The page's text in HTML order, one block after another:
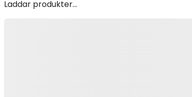
Laddar produkter...